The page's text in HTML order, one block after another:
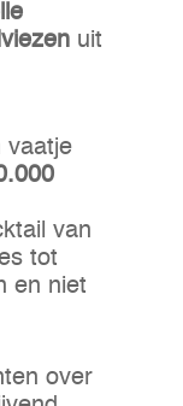
uit
vaatje
van
tot
en niet
over